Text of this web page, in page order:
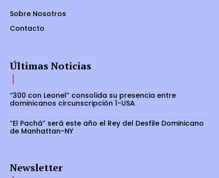
Sobre Nosotros
Contacto
Últimas Noticias
“300 con Leonel” consolida su presencia entre
dominicanos circunscripción 1-USA
“El Pachá” será este año el Rey del Desfile Dominicano
de Manhattan-NY
Newsletter